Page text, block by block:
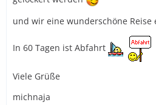
und wir eine wunderschöne
In 60 Tagen ist Abfahrt
Viele Grüße
michnaja